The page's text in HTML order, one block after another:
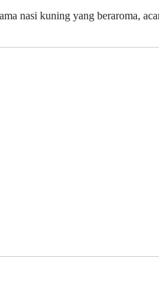
nasi kuning yang beraroma,